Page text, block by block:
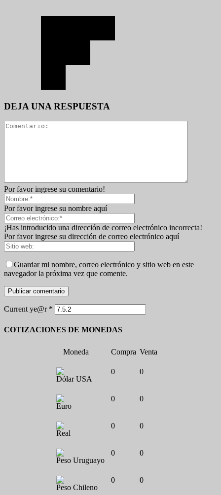
DEJA UNA RESPUESTA
Por favor ingrese su comentario!
Por favor ingrese su nombre aquí
¡Has introducido una dirección de correo electrónico incorrecta!
Por favor ingrese su dirección de correo electrónico aquí
Guardar mi nombre, correo electrónico y sitio web en este
navegador la próxima vez que comente.
Current ye@r *
COTIZACIONES DE MONEDAS
Moneda Compra Venta
Dólar USA
0 0
Euro
0 0
Real
0 0
Peso Uruguayo
0 0
Peso Chileno
0 0